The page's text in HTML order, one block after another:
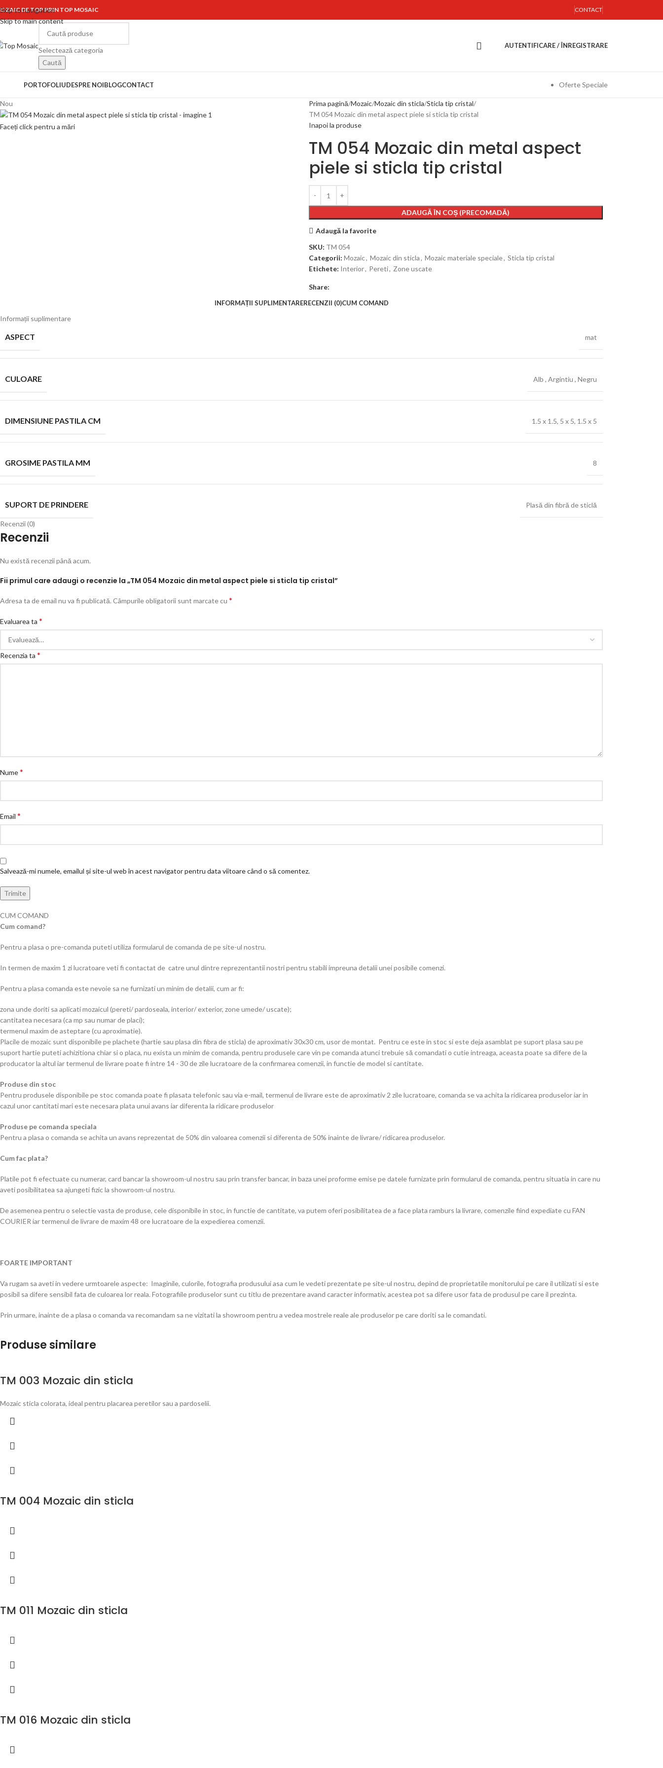
Skip to navigation
Skip to main content
DE TOP PRIN TOP MOSAIC CONTACT
Selectează categoria
Caută
AUTENTIFICARE / ÎNREGISTRARE
PORTOFOLIUDESPRE NOIBLOGCONTACT Oferte Speciale
Nou
Faceți click pentru a mări
Prima pagină Mozaic Mozaic din sticla Sticla tip cristal
TM 054 Mozaic din metal aspect piele si sticla tip cristal
Inapoi la produse
TM 054 Mozaic din metal aspect
piele si sticla tip cristal
ADAUGĂ ÎN COȘ (PRECOMADĂ)
Adaugă la favorite
SKU: TM 054
Categorii: Mozaic, Mozaic din sticla, Mozaic materiale speciale, Sticla tip cristal
Etichete: Interior, Pereti, Zone uscate
Share:
INFORMAȚII SUPLIMENTARERECENZII (0)CUM COMAND
Informații suplimentare
ASPECT mat
CULOARE Alb , Argintiu , Negru
DIMENSIUNE PASTILA CM 1.5 x 1.5, 5 x 5, 1.5 x 5
GROSIME PASTILA MM 8
SUPORT DE PRINDERE Plasă din fibră de sticlă
Recenzii (0)
Recenzii
Nu există recenzii până acum.
Fii primul care adaugi o recenzie la „TM 054 Mozaic din metal aspect piele si sticla tip cristal”
Adresa ta de email nu va fi publicată. Câmpurile obligatorii sunt marcate cu *
Evaluarea ta *
Recenzia ta *
Nume*
Email *
Salvează-mi numele, emailul și site-ul web în acest navigator pentru data viitoare când o să comentez.
CUM COMAND
Cum comand?
Pentru a plasa o pre-comanda puteti utiliza formularul de comanda de pe site-ul nostru.
In termen de maxim 1 zi lucratoare veti fi contactat de catre unul dintre reprezentantii nostri pentru stabili impreuna detalii unei posibile comenzi.
Pentru a plasa comanda este nevoie sa ne furnizati un minim de detalii, cum ar fi:
zona unde doriti sa aplicati mozaicul (pereti/ pardoseala, interior/ exterior, zone umede/ uscate);
cantitatea necesara (ca mp sau numar de placi);
termenul maxim de asteptare (cu aproximatie).
Placile de mozaic sunt disponibile pe plachete (hartie sau plasa din fibra de sticla) de aproximativ 30x30 cm, usor de montat. Pentru ce este in stoc si este deja asamblat pe suport plasa sau pe
suport hartie puteti achizitiona chiar si o placa, nu exista un minim de comanda, pentru produsele care vin pe comanda atunci trebuie să comandati o cutie intreaga, aceasta poate sa difere de la
producator la altul iar termenul de livrare poate fi intre 14 - 30 de zile lucratoare de la confirmarea comenzii, in functie de model si cantitate.
Produse din stoc
Pentru produsele disponibile pe stoc comanda poate fi plasata telefonic sau via e-mail, termenul de livrare este de aproximativ 2 zile lucratoare, comanda se va achita la ridicarea produselor iar in
cazul unor cantitati mari este necesara plata unui avans iar diferenta la ridicare produselor
Produse pe comanda speciala
Pentru a plasa o comanda se achita un avans reprezentat de 50% din valoarea comenzii si diferenta de 50% inainte de livrare/ ridicarea produselor.
Cum fac plata?
Platile pot fi efectuate cu numerar, card bancar la showroom-ul nostru sau prin transfer bancar, in baza unei proforme emise pe datele furnizate prin formularul de comanda, pentru situatia in care nu
aveti posibilitatea sa ajungeti fizic la showroom-ul nostru.
De asemenea pentru o selectie vasta de produse, cele disponibile in stoc, in functie de cantitate, va putem oferi posibilitatea de a face plata ramburs la livrare, comenzile fiind expediate cu FAN
COURIER iar termenul de livrare de maxim 48 ore lucratoare de la expedierea comenzii.
FOARTE IMPORTANT
Va rugam sa aveti in vedere urmtoarele aspecte: Imaginile, culorile, fotografia produsului asa cum le vedeti prezentate pe site-ul nostru, depind de proprietatile monitorului pe care il utilizati si este
posibil sa difere sensibil fata de culoarea lor reala. Fotografiile produselor sunt cu titlu de prezentare avand caracter informativ, acestea pot sa difere usor fata de produsul pe care il prezinta.
Prin urmare, inainte de a plasa o comanda va recomandam sa ne vizitati la showroom pentru a vedea mostrele reale ale produselor pe care doriti sa le comandati.
Produse similare
TM 003 Mozaic din sticla
Mozaic sticla colorata, ideal pentru placarea peretilor sau a pardoselii.
TM 004 Mozaic din sticla
TM 011 Mozaic din sticla
TM 016 Mozaic din sticla